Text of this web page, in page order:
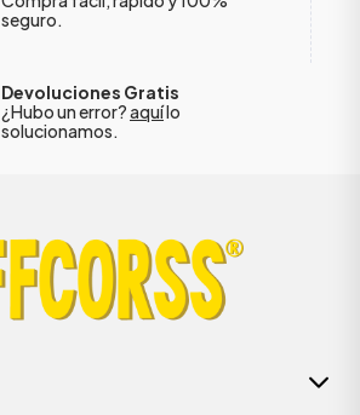
seguro.
Devoluciones Gratis
¿Hubo un error?aquílo
solucionamos.